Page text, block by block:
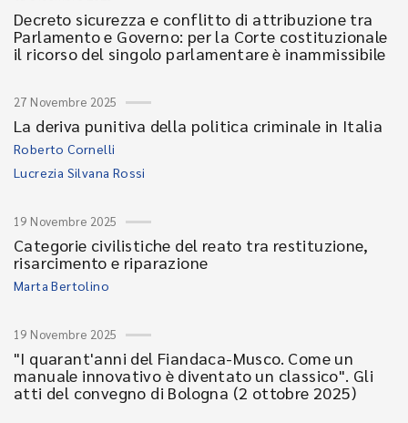
Decreto sicurezza e conflitto di attribuzione tra
Parlamento e Governo: per la Corte costituzionale
il ricorso del singolo parlamentare è inammissibile
27 Novembre 2025
La deriva punitiva della politica criminale in Italia
Roberto Cornelli
Lucrezia Silvana Rossi
19 Novembre 2025
Categorie civilistiche del reato tra restituzione,
risarcimento e riparazione
Marta Bertolino
19 Novembre 2025
"I quarant'anni del Fiandaca-Musco. Come un
manuale innovativo è diventato un classico". Gli
atti del convegno di Bologna (2 ottobre 2025)